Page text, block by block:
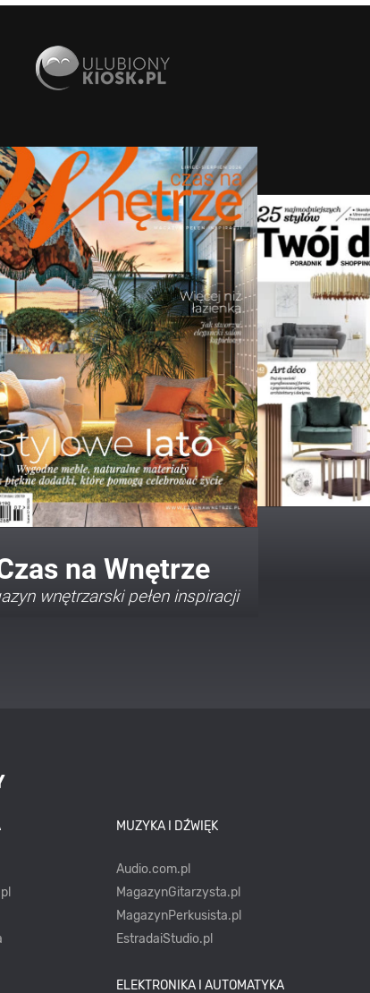
Dom Twój Styl
i inspiracje w najmodniejszych
MUZYKA I DŹWIĘK
Audio.com.pl
MagazynGitarzysta.pl
MagazynPerkusista.pl
EstradaiStudio.pl
ELEKTRONIKA I AUTOMATYKA